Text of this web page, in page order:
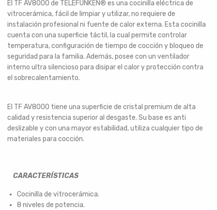
El TF AV8000 de TELEFUNKEN® es una cocinilla eléctrica de
vitrocerámica, fácil de limpiar y utilizar, no requiere de
instalación profesional ni fuente de calor externa. Esta cocinilla
cuenta con una superficie táctil, la cual permite controlar
temperatura, configuración de tiempo de cocción y bloqueo de
seguridad para la familia. Además, posee con un ventilador
interno ultra silencioso para disipar el calor y protección contra
el sobrecalentamiento.
El TF AV8000 tiene una superficie de cristal premium de alta
calidad y resistencia superior al desgaste. Su base es anti
deslizable y con una mayor estabilidad, utiliza cualquier tipo de
materiales para cocción.
CARACTERÍSTICAS
Cocinilla de vitrocerámica.
8 niveles de potencia.